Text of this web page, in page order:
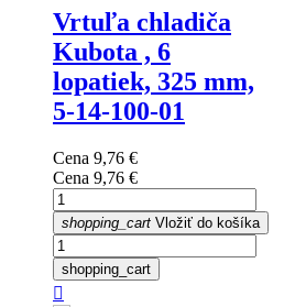
Vrtuľa chladiča
Kubota , 6
lopatiek, 325 mm,
5-14-100-01
Cena 9,76 €
Cena 9,76 €
shopping_cart Vložiť do košíka
shopping_cart
